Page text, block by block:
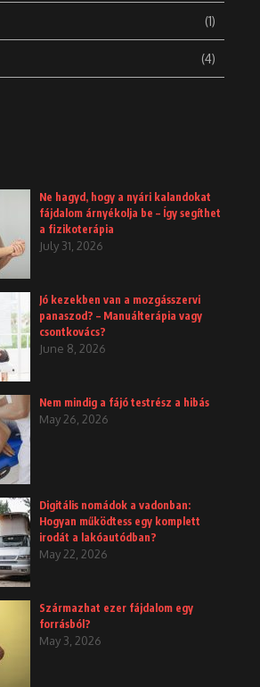
(1)
(4)
Ne hagyd, hogy a nyári kalandokat
fájdalom árnyékolja be – Így segíthet
a fizikoterápia
July 31, 2026
Jó kezekben van a mozgásszervi
panaszod? – Manuálterápia vagy
csontkovács?
June 8, 2026
Nem mindig a fájó testrész a hibás
May 26, 2026
Digitális nomádok a vadonban:
Hogyan működtess egy komplett
irodát a lakóautódban?
May 22, 2026
Származhat ezer fájdalom egy
forrásból?
May 3, 2026